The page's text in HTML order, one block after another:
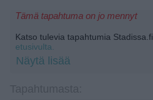
Tämä tapahtuma on jo mennyt
Katso tulevia tapahtumia Stadissa.fi
etusivulta.
Näytä lisää